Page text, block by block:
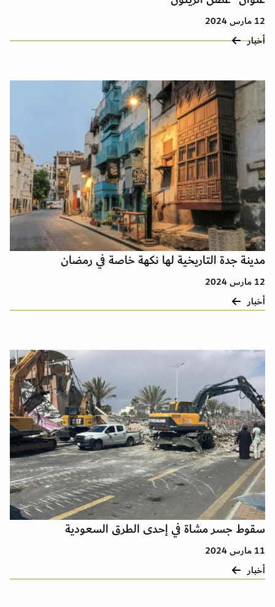
12 مارس 2024
أخبار
مدينة جدة التاريخية لها نكهة خاصة في رمضان
12 مارس 2024
أخبار
سقوط جسر مشاة في إحدى الطرق السعودية
11 مارس 2024
أخبار